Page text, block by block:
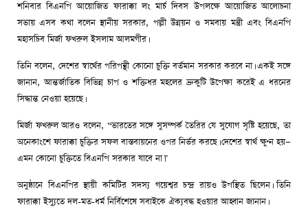
শনিবার বিএনপি আয়োজিত ফারাক্কা লং মার্চ দিবস উপলক্ষে আয়োজিত আলোচনা
সভায় এসব কথা বলেন স্থানীয় সরকার, পল্লী উন্নয়ন ও সমবায় মন্ত্রী এবং বিএনপি
মহাসচিব মির্জা ফখরুল ইসলাম আলমগীর।
তিনি বলেন, দেশের স্বার্থের পরিপন্থী কোনো চুক্তি বর্তমান সরকার করবে না। একই সঙ্গে
জানান, আন্তর্জাতিক বিভিন্ন চাপ ও শক্তিধর মহলের ভ্রুকুটি উপেক্ষা করেই এ ধরনের
সিদ্ধান্ত নেওয়া হয়েছে।
মির্জা ফখরুল আরও বলেন, “ভারতের সঙ্গে সুসম্পর্ক তৈরির যে সুযোগ সৃষ্টি হয়েছে, তা
অনেকাংশে ফারাক্কা চুক্তির সফল বাস্তবায়নের ওপর নির্ভর করছে। দেশের স্বার্থ ক্ষুণ্ন হয়—
এমন কোনো চুক্তিতে বিএনপি সরকার যাবে না।”
অনুষ্ঠানে বিএনপির স্থায়ী কমিটির সদস্য গয়েশ্বর চন্দ্র রায়ও উপস্থিত ছিলেন। তিনি
ফারাক্কা ইস্যুতে দল-মত-ধর্ম নির্বিশেষে সবাইকে ঐক্যবদ্ধ হওয়ার আহ্বান জানান।